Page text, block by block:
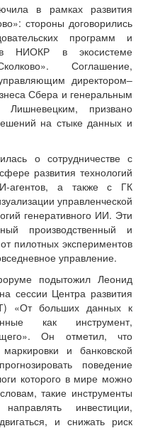
в рамках развития
стороны договорились
программ и
НИОКР в экосистеме
Соглашение,
директором‒
Сбера и генеральным
призвано
на стыке данных и
о сотрудничестве с
развития технологий
агентов, а также с ГК
управленческой
генеративного ИИ. Эти
производственный и
пилотных экспериментов
управление.
подытожил Леонид
сессии Центра развития
«От больших данных к
как инструмент,
Он отметил, что
и банковской
поведение
которого в мире можно
такие инструменты
инвестиции,
и снижать риск